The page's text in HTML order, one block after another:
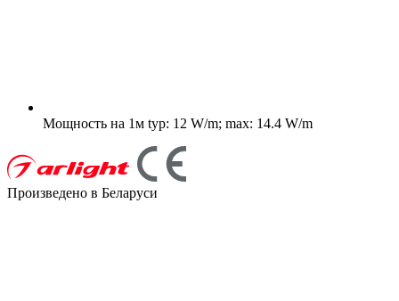
Мощность на 1м typ: 12 W/m; max: 14.4 W/m
Произведено в Беларуси